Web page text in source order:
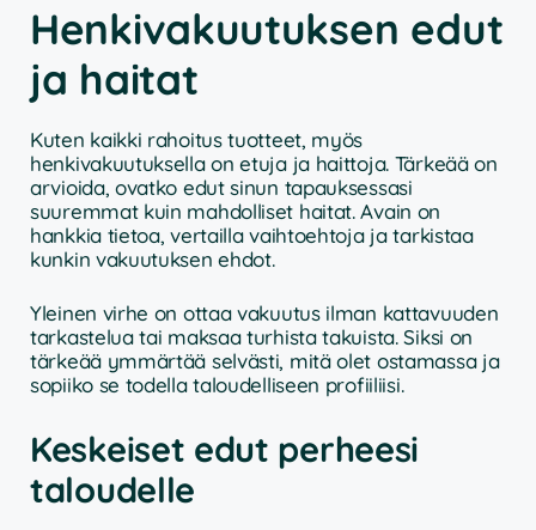
Henkivakuutuksen edut
ja haitat
Kuten kaikki rahoitus tuotteet, myös
henkivakuutuksella on etuja ja haittoja. Tärkeää on
arvioida, ovatko edut sinun tapauksessasi
suuremmat kuin mahdolliset haitat. Avain on
hankkia tietoa, vertailla vaihtoehtoja ja tarkistaa
kunkin vakuutuksen ehdot.
Yleinen virhe on ottaa vakuutus ilman kattavuuden
tarkastelua tai maksaa turhista takuista. Siksi on
tärkeää ymmärtää selvästi, mitä olet ostamassa ja
sopiiko se todella taloudelliseen profiiliisi.
Keskeiset edut perheesi
taloudelle